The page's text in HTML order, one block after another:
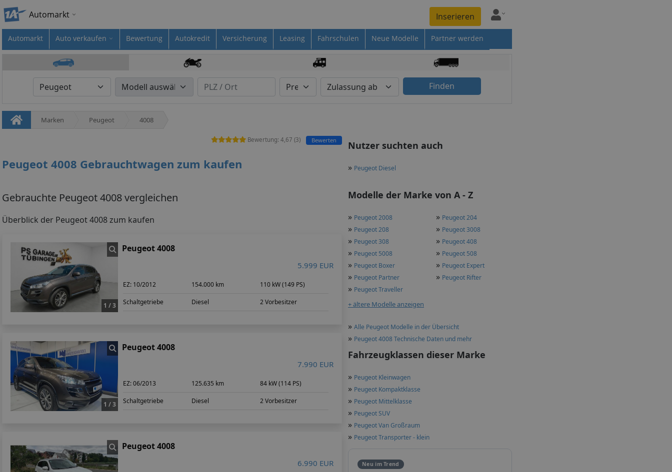
Automarkt Inserieren
Automarkt Auto verkaufen Bewertung Autokredit Versicherung Leasing Fahrschulen Neue Modelle Partner werden
Finden
Marken Peugeot 4008
Nutzer suchten auch
» Peugeot Diesel
Modelle der Marke von A - Z
» Peugeot 2008 » Peugeot 204
» Peugeot 208 » Peugeot 3008
» Peugeot 308 » Peugeot 408
» Peugeot 5008 » Peugeot 508
» Peugeot Boxer » Peugeot Expert
» Peugeot Partner » Peugeot Rifter
» Peugeot Traveller
+ ältere Modelle anzeigen
» Alle Peugeot Modelle in der Übersicht
» Peugeot 4008 Technische Daten und mehr
Fahrzeugklassen dieser Marke
» Peugeot Kleinwagen
» Peugeot Kompaktklasse
» Peugeot Mittelklasse
» Peugeot SUV
» Peugeot Van Großraum
» Peugeot Transporter - klein
Neu im Trend
Bewertung: 4,67 (3) Bewerten
Peugeot 4008 Gebrauchtwagen zum kaufen
Gebrauchte Peugeot 4008 vergleichen
Überblick der Peugeot 4008 zum kaufen
1 / 3
Peugeot 4008
5.999 EUR
EZ: 10/2012 154.000 km 110 kW (149 PS)
Schaltgetriebe Diesel 2 Vorbesitzer
1 / 3
Peugeot 4008
7.990 EUR
EZ:06/2013 125.635 km 84 kW (114 PS)
Schaltgetriebe Diesel 2 Vorbesitzer
Peugeot 4008
6.990 EUR